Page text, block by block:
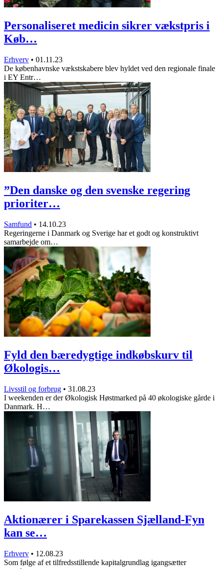
Personaliseret medicin sikrer vækstpris i
Køb…
Erhverv • 01.11.23
De københavnske vækstskabere blev hyldet ved den regionale finale
i EY Entr…
”Den danske og den svenske regering
prioriter…
Samfund • 14.10.23
Regeringerne i Danmark og Sverige har et godt og konstruktivt
samarbejde om…
Fyld den bæredygtige indkøbskurv til
Økologis…
Livsstil og forbrug • 31.08.23
I weekenden er der Økologisk Høstmarked på 40 økologiske gårde i
Danmark. H…
Aktionærer i Sparekassen Sjælland-Fyn
kan se…
Erhverv • 12.08.23
Som følge af et tilfredsstillende kapitalgrundlag igangsætter